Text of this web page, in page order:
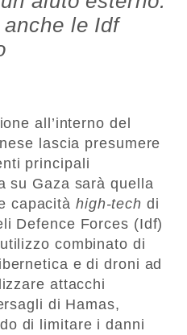
le Idf
all’interno del
lascia presumere
principali
su Gaza sarà quella
capacità high-tech di
Defence Forces (Idf)
combinato di
e di droni ad
attacchi
di Hamas,
di limitare i danni